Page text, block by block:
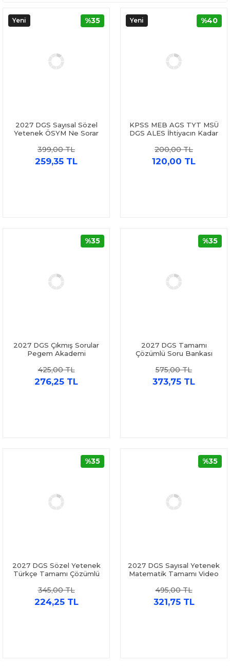
Yeni
2027 DGS Sayısal Sözel
Yetenek ÖSYM Ne Sorar
Deneme Yediiklim
399,00 TL
259,35 TL
%35 Yeni
KPSS MEB AGS TYT MSÜ
DGS ALES İhtiyacın Kadar
Bankası Marka
200,00 TL
120,00 TL
%40
2027 DGS Çıkmış Sorular
Pegem Akademi
425,00 TL
276,25 TL
%35
2027 DGS Tamamı
Çözümlü Soru Bankası
575,00 TL
373,75 TL
%35
2027 DGS Sözel Yetenek
Türkçe Tamamı Çözümlü
Akademi
345,00 TL
224,25 TL
%35
2027 DGS Sayısal Yetenek
Matematik Tamamı Video
Pegem Akademi
495,00 TL
321,75 TL
%35